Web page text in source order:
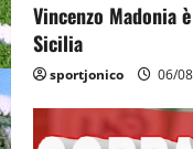
Vincenzo Madonia
Sicilia
sportjonico 06/